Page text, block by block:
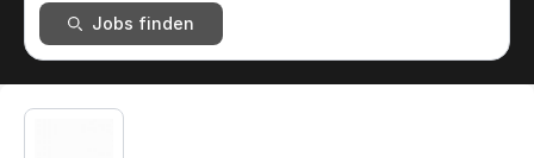
Jobs finden